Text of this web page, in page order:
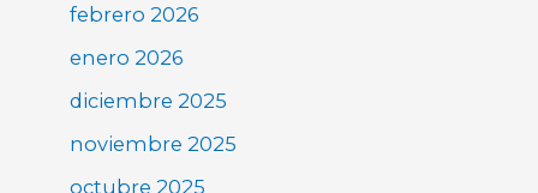
febrero 2026
enero 2026
diciembre 2025
noviembre 2025
octubre 2025